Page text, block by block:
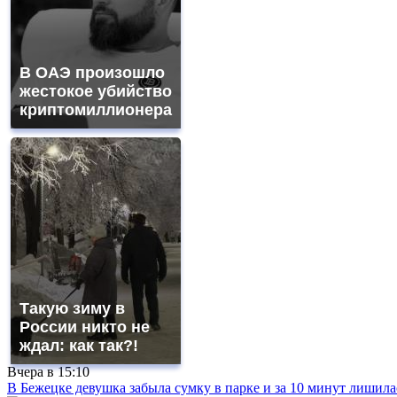
В ОАЭ произошло
жестокое убийство
криптомиллионера
Такую зиму в
России никто не
ждал: как так?!
Вчера в15:10
В Бежецке девушка забыла сумку в парке и за 10 минут